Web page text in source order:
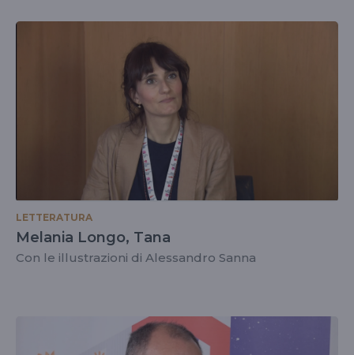
LETTERATURA
Melania Longo, Tana
Con le illustrazioni di Alessandro Sanna